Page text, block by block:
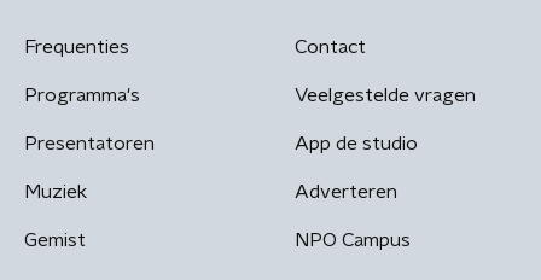
Frequenties
Programma's
Presentatoren
Muziek
Gemist
Contact
Veelgestelde vragen
App de studio
Adverteren
NPO Campus